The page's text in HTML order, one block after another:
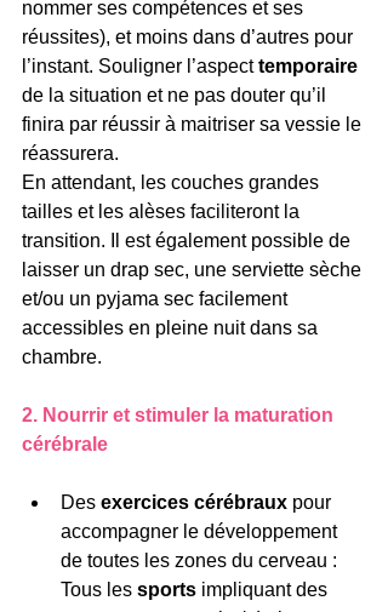
nommer ses compétences et ses
réussites), et moins dans d’autres pour
l’instant. Souligner l’aspect temporaire
de la situation et ne pas douter qu’il
finira par réussir à maitriser sa vessie le
réassurera.
En attendant, les couches grandes
tailles et les alèses faciliteront la
transition. Il est également possible de
laisser un drap sec, une serviette sèche
et/ou un pyjama sec facilement
accessibles en pleine nuit dans sa
chambre.
2. Nourrir et stimuler la maturation
cérébrale
Des exercices cérébraux pour
accompagner le développement
de toutes les zones du cerveau :
Tous les sports impliquant des